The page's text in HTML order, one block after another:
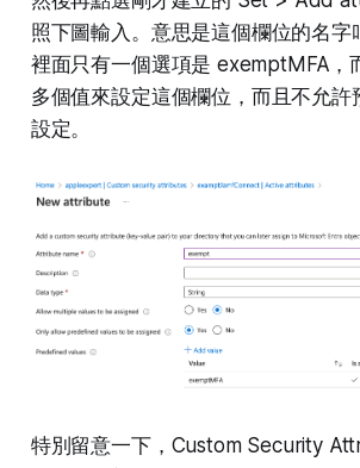
照下圖輸入。意思是這個欄位的名字
裡面只有一個選項是 exemptMFA，
多個值來設定這個欄位，而且不允許
設定。
特別留意一下，Custom Security